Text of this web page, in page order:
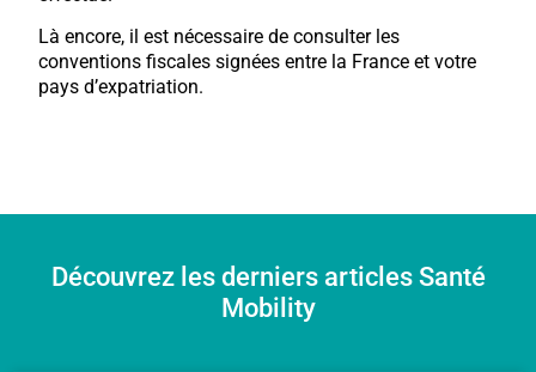
Là encore, il est nécessaire de consulter les
conventions fiscales signées entre la France et votre
pays d’expatriation.
Découvrez les derniers articles Santé
Mobility